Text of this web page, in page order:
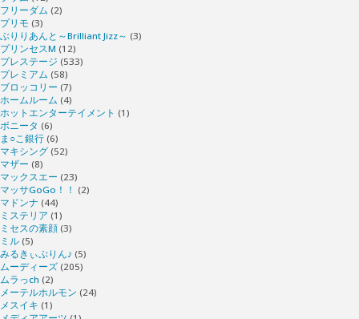
フリーダム (2)
プリモ (3)
ぶりりあんと～Brilliant Jizz～ (3)
プリンセスM (12)
プレステージ (533)
プレミアム (58)
ブロッコリー (7)
ホームルーム (4)
ホットエンターテイメント (1)
ボニータ (6)
ま○こ銀行 (6)
マキシング (52)
マザー (8)
マックスエー (23)
マッサGoGo！！ (2)
マドンナ (44)
ミステリア (1)
ミセスの素顔 (3)
ミル (5)
みるきぃぷりん♪ (5)
ムーディーズ (205)
ムラっch (2)
メーテルホルモン (24)
メスイキ (1)